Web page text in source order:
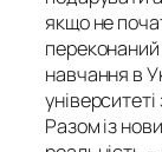
якщо не
навчання в
Разом із